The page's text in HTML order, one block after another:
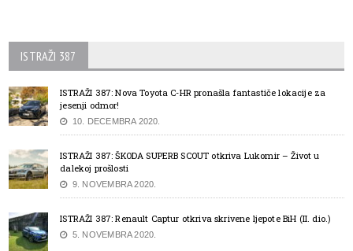
ISTRAŽI 387
ISTRAŽI 387: Nova Toyota C-HR pronašla fantastiče lokacije za
jesenji odmor!
10. DECEMBRA 2020.
ISTRAŽI 387: ŠKODA SUPERB SCOUT otkriva Lukomir – Život u
dalekoj prošlosti
9. NOVEMBRA 2020.
ISTRAŽI 387: Renault Captur otkriva skrivene ljepote BiH (II. dio.)
5. NOVEMBRA 2020.